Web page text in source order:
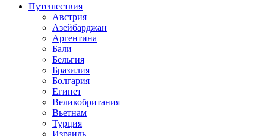
Путешествия
Австрия
Азейбарджан
Аргентина
Бали
Бельгия
Бразилия
Болгария
Египет
Великобритания
Вьетнам
Турция
Израиль